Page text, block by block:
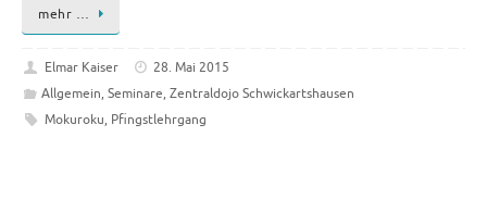
mehr …
Elmar Kaiser
28. Mai 2015
Allgemein, Seminare, Zentraldojo Schwickartshausen
Mokuroku, Pfingstlehrgang